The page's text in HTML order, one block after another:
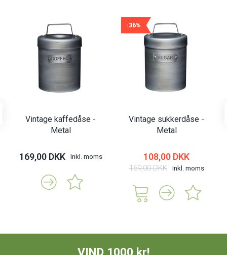
Vintage kaffedåse -
Metal
169,00 DKK Inkl. moms
-36%
Vintage sukkerdåse -
Metal
108,00 DKK
169,00 DKK Inkl. moms
VIND 1000 kr!